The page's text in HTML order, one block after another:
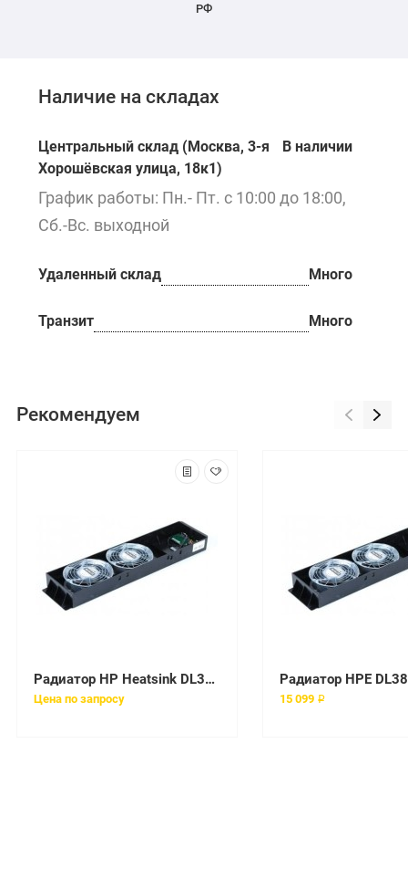
РФ
Наличие на складах
Центральный склад (Москва, 3-я
Хорошёвская улица, 18к1)
В наличии
График работы: Пн.- Пт. с 10:00 до 18:00,
Сб.-Вс. выходной
Удаленный склад Много
Транзит Много
Рекомендуем
Радиатор HP Heatsink DL380G6/G7 [496064-001-REF]
Цена по запросу 15 099 ₽